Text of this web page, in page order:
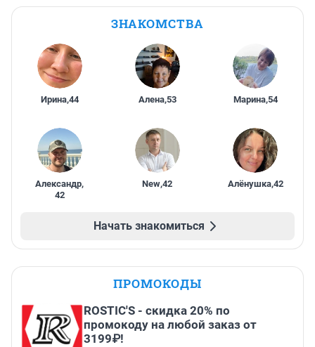
ЗНАКОМСТВА
Ирина,44 Алена,53 Марина,54
Александр,
42
New,42 Алёнушка,42
Начать знакомиться
ПРОМОКОДЫ
ROSTIC'S - скидка 20% по
промокоду на любой заказ от
3199₽!